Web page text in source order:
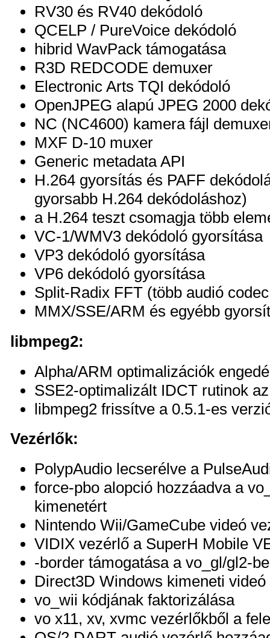
RV30 és RV40 dekódoló
QCELP / PureVoice dekódoló
hibrid WavPack támogatása
R3D REDCODE demuxer
Electronic Arts TQI dekódoló
OpenJPEG alapú JPEG 2000
NC (NC4600) kamera fájl
MXF D-10 muxer
Generic metadata API
H.264 gyorsítás és PAFF
gyorsabb H.264 dekódoláshoz)
a H.264 teszt csomagja több
VC-1/WMV3 dekódoló gyorsítása
VP3 dekódoló gyorsítása
VP6 dekódoló gyorsítása
Split-Radix FFT (több audió
MMX/SSE/ARM és egyébb
libmpeg2:
Alpha/ARM optimalizációk
SSE2-optimalizált IDCT rutinok
libmpeg2 frissítve a 0.5.1-es
Vezérlők:
PolypAudio lecserélve a
force-pbo alopció hozzáadva a
kimenetért
Nintendo Wii/GameCube videó
VIDIX vezérlő a SuperH Mobile
-border támogatása a vo_gl/gl2-
Direct3D Windows kimeneti
vo_wii kódjának faktorizálása
vo x11, xv, xvmc vezérlőkből a